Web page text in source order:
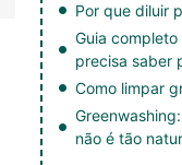
Por que diluir
Guia
precisa saber
Como limpar
não é tão